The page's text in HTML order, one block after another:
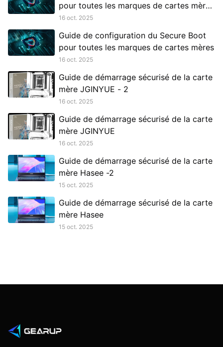
pour toutes les marques de cartes mères
- 2
16 oct. 2025
Guide de configuration du Secure Boot
pour toutes les marques de cartes mères
16 oct. 2025
Guide de démarrage sécurisé de la carte
mère JGINYUE - 2
16 oct. 2025
Guide de démarrage sécurisé de la carte
mère JGINYUE
16 oct. 2025
Guide de démarrage sécurisé de la carte
mère Hasee -2
15 oct. 2025
Guide de démarrage sécurisé de la carte
mère Hasee
15 oct. 2025